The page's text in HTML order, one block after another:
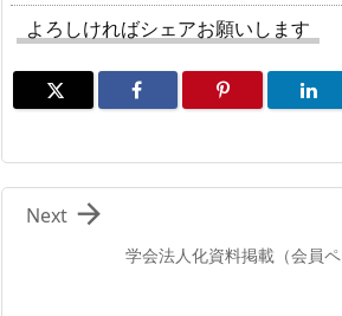
よろしければシェアお願いします
学会法人化資料掲載（会員ペ

Next